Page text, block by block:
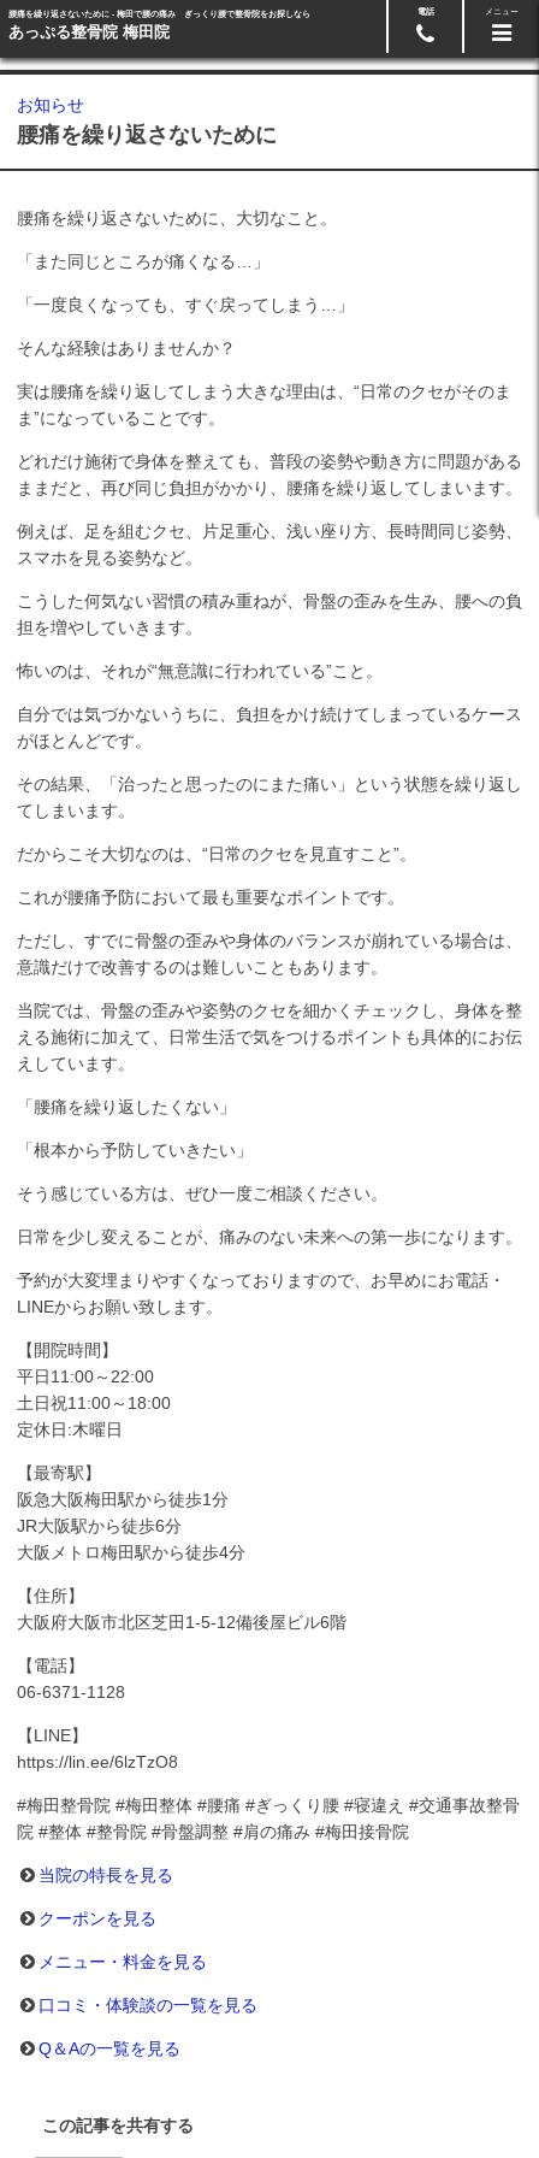
腰痛を繰り返さないために - 梅田で腰の痛み ぎっくり腰で整骨院をお探しなら
あっぷる整骨院 梅田院
電話 メニュー
お知らせ
腰痛を繰り返さないために
腰痛を繰り返さないために、大切なこと。
「また同じところが痛くなる…」
「一度良くなっても、すぐ戻ってしまう…」
そんな経験はありませんか？
実は腰痛を繰り返してしまう大きな理由は、“日常のクセがそのま
ま”になっていることです。
どれだけ施術で身体を整えても、普段の姿勢や動き方に問題がある
ままだと、再び同じ負担がかかり、腰痛を繰り返してしまいます。
例えば、足を組むクセ、片足重心、浅い座り方、長時間同じ姿勢、
スマホを見る姿勢など。
こうした何気ない習慣の積み重ねが、骨盤の歪みを生み、腰への負
担を増やしていきます。
怖いのは、それが“無意識に行われている”こと。
自分では気づかないうちに、負担をかけ続けてしまっているケース
がほとんどです。
その結果、「治ったと思ったのにまた痛い」という状態を繰り返し
てしまいます。
だからこそ大切なのは、“日常のクセを見直すこと”。
これが腰痛予防において最も重要なポイントです。
ただし、すでに骨盤の歪みや身体のバランスが崩れている場合は、
意識だけで改善するのは難しいこともあります。
当院では、骨盤の歪みや姿勢のクセを細かくチェックし、身体を整
える施術に加えて、日常生活で気をつけるポイントも具体的にお伝
えしています。
「腰痛を繰り返したくない」
「根本から予防していきたい」
そう感じている方は、ぜひ一度ご相談ください。
日常を少し変えることが、痛みのない未来への第一歩になります。
予約が大変埋まりやすくなっておりますので、お早めにお電話・
LINEからお願い致します。
【開院時間】
平日11:00～22:00
土日祝11:00～18:00
定休日:木曜日
【最寄駅】
阪急大阪梅田駅から徒歩1分
JR大阪駅から徒歩6分
大阪メトロ梅田駅から徒歩4分
【住所】
大阪府大阪市北区芝田1-5-12備後屋ビル6階
【電話】
06-6371-1128
【LINE】
https://lin.ee/6lzTzO8
#梅田整骨院 #梅田整体 #腰痛 #ぎっくり腰 #寝違え #交通事故整骨
院 #整体 #整骨院 #骨盤調整 #肩の痛み #梅田接骨院
当院の特長を見る
クーポンを見る
メニュー・料金を見る
口コミ・体験談の一覧を見る
Q＆Aの一覧を見る
この記事を共有する
メール･LINE予約 06-6371-1128